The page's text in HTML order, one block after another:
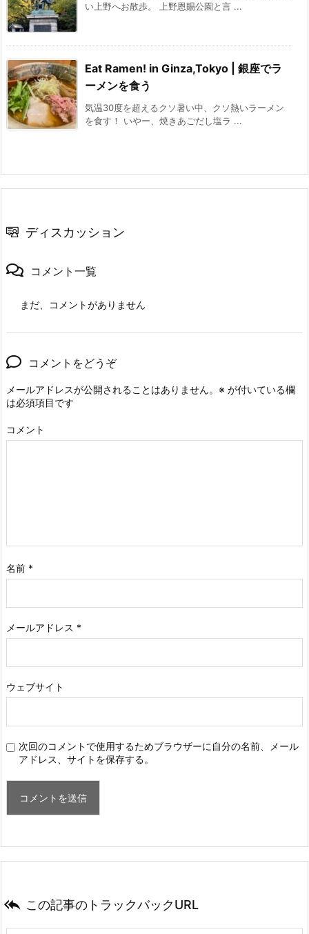
い上野へお散歩。 上野恩賜公園と言 ...
Eat Ramen! in Ginza,Tokyo | 銀座でラ
ーメンを食う
気温30度を超えるクソ暑い中、クソ熱いラーメン
を食す！ いやー、焼きあごだし塩ラ ...
ディスカッション
コメント一覧
まだ、コメントがありません
コメントをどうぞ
メールアドレスが公開されることはありません。 ※ が付いている欄
は必須項目です
コメント
名前 *
メールアドレス *
ウェブサイト
次回のコメントで使用するためブラウザーに自分の名前、メール
アドレス、サイトを保存する。
 この記事のトラックバックURL